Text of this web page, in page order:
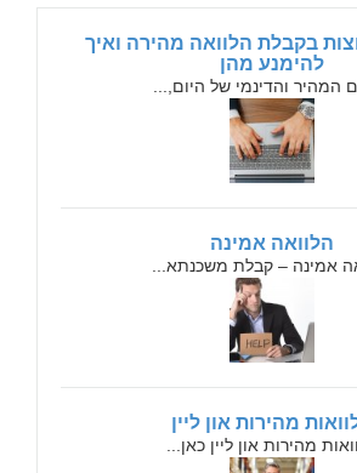
בקבלת הלוואה מהירה ואיך
להימנע מהן
המהיר והדינמי של היום,...
הלוואה אמינה
אמינה – קבלת משכנתא...
מהירות און ליין
מהירות און ליין כאן...